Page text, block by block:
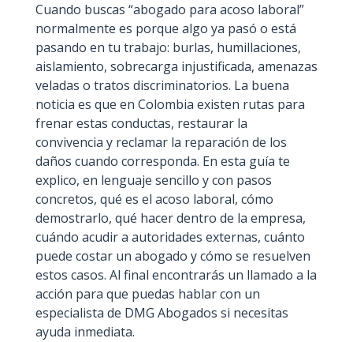
Cuando buscas “abogado para acoso laboral”
normalmente es porque algo ya pasó o está
pasando en tu trabajo: burlas, humillaciones,
aislamiento, sobrecarga injustificada, amenazas
veladas o tratos discriminatorios. La buena
noticia es que en Colombia existen rutas para
frenar estas conductas, restaurar la
convivencia y reclamar la reparación de los
daños cuando corresponda. En esta guía te
explico, en lenguaje sencillo y con pasos
concretos, qué es el acoso laboral, cómo
demostrarlo, qué hacer dentro de la empresa,
cuándo acudir a autoridades externas, cuánto
puede costar un abogado y cómo se resuelven
estos casos. Al final encontrarás un llamado a la
acción para que puedas hablar con un
especialista de DMG Abogados si necesitas
ayuda inmediata.